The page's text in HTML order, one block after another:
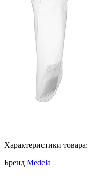
Характеристики товара:
Бренд Medela